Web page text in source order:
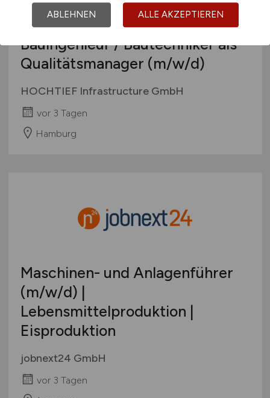
Bauingenieur / Bautechniker als
Qualitätsmanager (m/w/d)
HOCHTIEF Infrastructure GmbH
vor 3 Tagen
Hamburg
Maschinen- und Anlagenführer
(m/w/d) |
Lebensmittelproduktion |
Eisproduktion
jobnext24 GmbH
vor 3 Tagen
ABLEHNEN ALLE AKZEPTIEREN